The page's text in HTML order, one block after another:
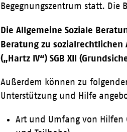
Begegnungszentrum statt. Die
Die Allgemeine Soziale
Beratung zu sozialrechtlichen
(„Hartz IV“) SGB XII
Außerdem können zu
Unterstützung und Hilfe
Art und Umfang von Hilfen